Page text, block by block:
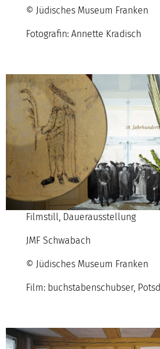
© Jüdisches Museum Franken
Fotografin: Annette Kradisch
Filmstill, Dauerausstellung
JMF Schwabach
© Jüdisches Museum Franken
Film: buchstabenschubser,